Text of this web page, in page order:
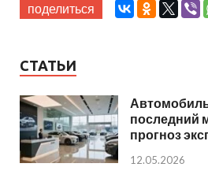
поделиться
СТАТЬИ
последний
прогноз
12.05.2026